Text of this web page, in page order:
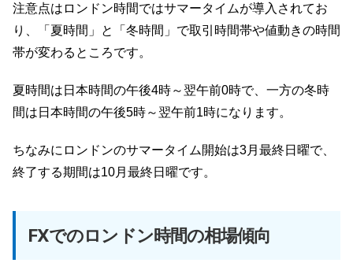
注意点はロンドン時間ではサマータイムが導入されてお
り、「夏時間」と「冬時間」で取引時間帯や値動きの時間
帯が変わるところです。
夏時間は日本時間の午後4時～翌午前0時で、一方の冬時
間は日本時間の午後5時～翌午前1時になります。
ちなみにロンドンのサマータイム開始は3月最終日曜で、
終了する期間は10月最終日曜です。
FXでのロンドン時間の相場傾向